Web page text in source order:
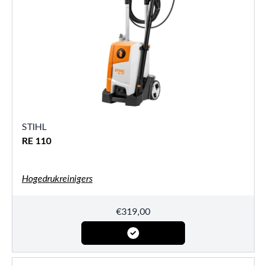
STIHL
RE 110
Hogedrukreinigers
€319,00